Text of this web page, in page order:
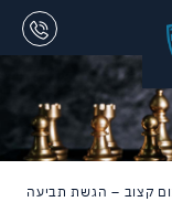
קצוב – הגשת תביעה